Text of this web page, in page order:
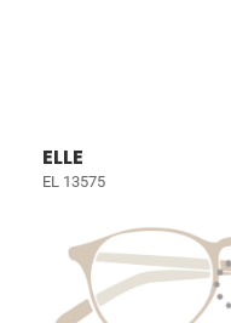
ELLE
EL 13575